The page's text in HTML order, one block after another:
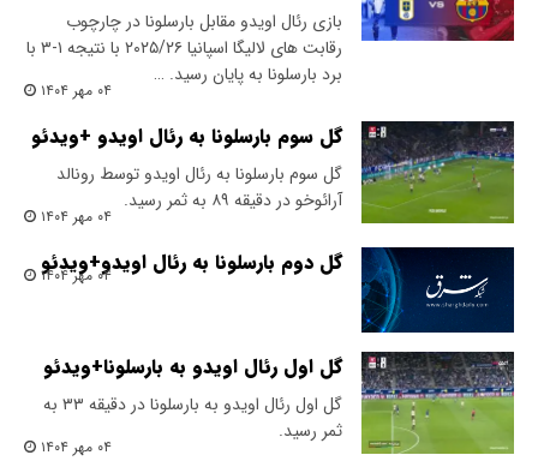
بازی رئال اویدو مقابل بارسلونا در چارچوب
رقابت های لالیگا اسپانیا ۲۰۲۵/۲۶ با نتیجه ۱-۳ با
برد بارسلونا به پایان رسید. …
۰۴ مهر ۱۴۰۴
گل سوم بارسلونا به رئال اویدو +ویدئو
گل سوم بارسلونا به رئال اویدو توسط رونالد
آرائوخو در دقیقه ۸۹ به ثمر رسید.
۰۴ مهر ۱۴۰۴
گل دوم بارسلونا به رئال اویدو+ویدئو
۰۴ مهر ۱۴۰۴
گل اول رئال اویدو به بارسلونا+ویدئو
گل اول رئال اویدو به بارسلونا در دقیقه ۳۳ به
ثمر رسید.
۰۴ مهر ۱۴۰۴